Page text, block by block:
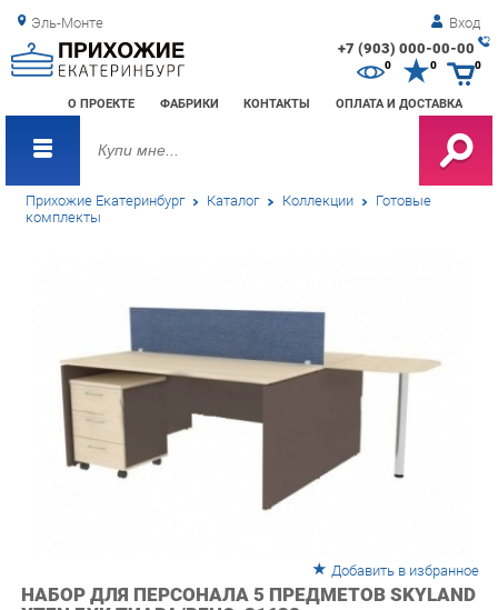
Эль-Монте Вход
+7 (903) 000-00-00
О ПРОЕКТЕ ФАБРИКИ КОНТАКТЫ ОПЛАТА И ДОСТАВКА
0 0
Прихожие Екатеринбург Каталог Коллекции Готовые
комплекты
НАБОР ДЛЯ ПЕРСОНАЛА 5 ПРЕДМЕТОВ SKYLAND
XTEN БУК ТИАРА/РЕНО_31638